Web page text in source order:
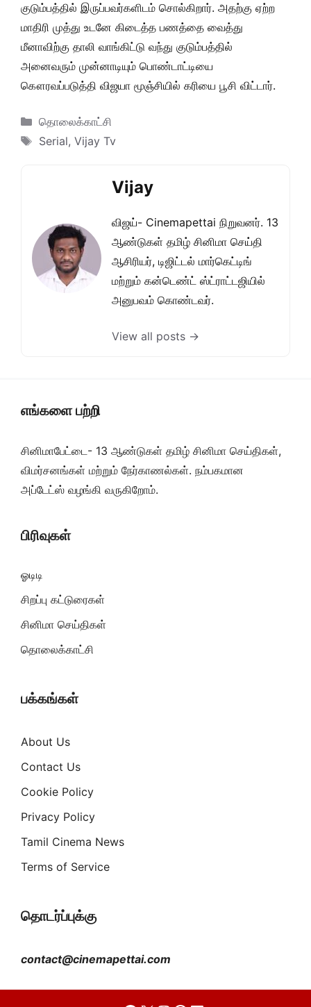
குடும்பத்தில் இருப்பவர்களிடம் சொல்கிறார். அதற்கு ஏற்ற
மாதிரி முத்து உடனே கிடைத்த பணத்தை வைத்து
மீனாவிற்கு தாலி வாங்கிட்டு வந்து குடும்பத்தில்
அனைவரும் முன்னாடியும் பொண்டாட்டியை
கௌரவப்படுத்தி விஜயா மூஞ்சியில் கரியை பூசி விட்டார்.
Categories
தொலைக்காட்சி
Tags
Serial, Vijay Tv
Vijay
விஜய்- Cinemapettai நிறுவனர். 13
ஆண்டுகள் தமிழ் சினிமா செய்தி
ஆசிரியர், டிஜிட்டல் மார்கெட்டிங்
மற்றும் கன்டெண்ட் ஸ்ட்ராட்டஜியில்
அனுபவம் கொண்டவர்.
View all posts →
எங்களை பற்றி
சினிமாபேட்டை- 13 ஆண்டுகள் தமிழ் சினிமா செய்திகள்,
விமர்சனங்கள் மற்றும் நேர்காணல்கள். நம்பகமான
அப்டேட்ஸ் வழங்கி வருகிறோம்.
பிரிவுகள்
ஓடிடி
சிறப்பு கட்டுரைகள்
சினிமா செய்திகள்
தொலைக்காட்சி
பக்கங்கள்
About Us
Contact Us
Cookie Policy
Privacy Policy
Tamil Cinema News
Terms of Service
தொடர்ப்புக்கு
contact@cinemapettai.com